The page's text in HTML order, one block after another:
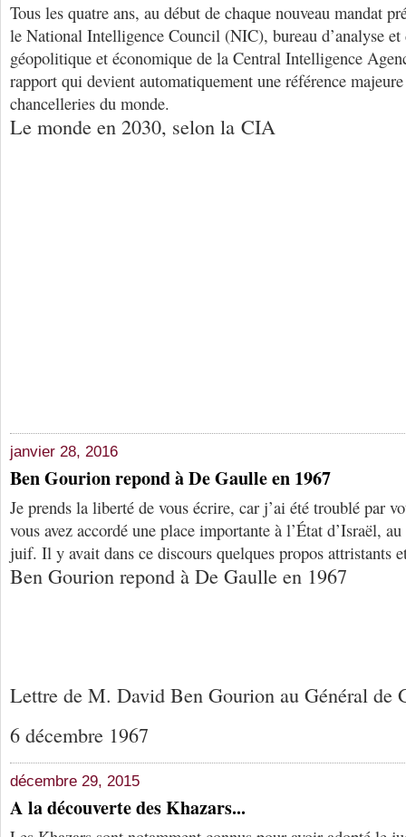
Tous les quatre ans, au début de chaque nouveau mandat
le National Intelligence Council (NIC), bureau d’analyse et
géopolitique et économique de la Central Intelligence
rapport qui devient automatiquement une référence
chancelleries du monde.
Le monde en 2030, selon la CIA
janvier 28, 2016
Ben Gourion repond à De Gaulle en 1967
Je prends la liberté de vous écrire, car j’ai été troublé par
vous avez accordé une place importante à l’État d’Israël,
juif. Il y avait dans ce discours quelques propos attristants
Ben Gourion repond à De Gaulle en 1967
Lettre de M. David Ben Gourion au Général de
6 décembre 1967
décembre 29, 2015
A la découverte des Khazars...